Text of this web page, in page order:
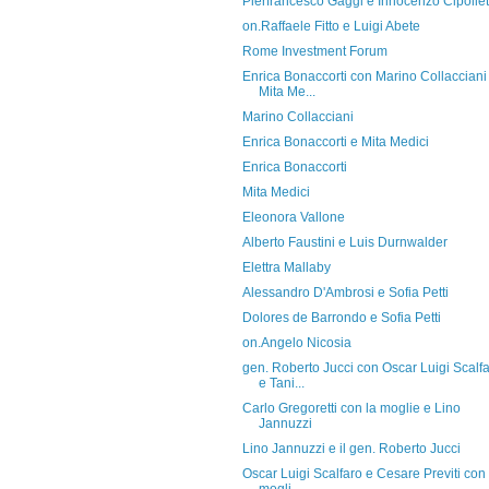
on.Raffaele Fitto e Luigi Abete
Rome Investment Forum
Enrica Bonaccorti con Marino Collacciani
Mita Me...
Marino Collacciani
Enrica Bonaccorti e Mita Medici
Enrica Bonaccorti
Mita Medici
Eleonora Vallone
Alberto Faustini e Luis Durnwalder
Elettra Mallaby
Alessandro D'Ambrosi e Sofia Petti
Dolores de Barrondo e Sofia Petti
on.Angelo Nicosia
gen. Roberto Jucci con Oscar Luigi
e Tani...
Carlo Gregoretti con la moglie e Lino
Jannuzzi
Lino Jannuzzi e il gen. Roberto Jucci
Oscar Luigi Scalfaro e Cesare Previti con